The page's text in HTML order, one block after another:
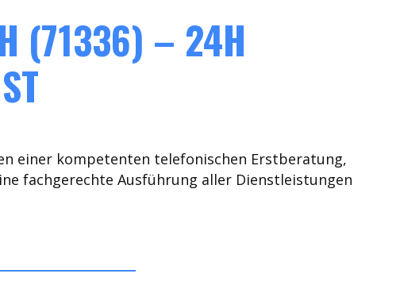
(71336) – 24H
einer kompetenten telefonischen Erstberatung,
fachgerechte Ausführung aller Dienstleistungen